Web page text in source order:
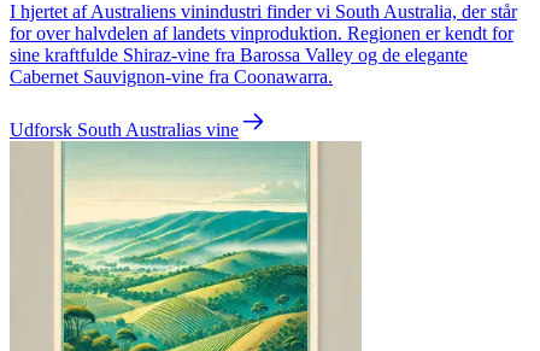
I hjertet af Australiens vinindustri finder vi South Australia, der står
for over halvdelen af landets vinproduktion. Regionen er kendt for
sine kraftfulde Shiraz-vine fra Barossa Valley og de elegante
Cabernet Sauvignon-vine fra Coonawarra.
Udforsk South Australias vine